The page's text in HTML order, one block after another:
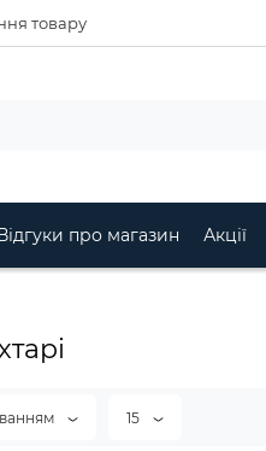
товару
Відгуки про магазин Акції
15